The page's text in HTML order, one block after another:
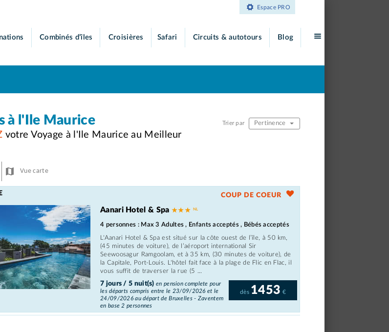
Espace PRO
Combinés d’îles Croisières Safari Circuits & autotours Blog
à l'Ile Maurice
votre Voyage à l'Ile Maurice au Meilleur
Trier par Pertinence
Vue carte
COUP DE COEUR
Aanari Hotel & Spa ★ ★ ★
4 personnes : Max 3 Adultes , Enfants acceptés , Bébés acceptés
L'Aanari Hotel & Spa est situé sur la côte ouest de l’île, à 50 km,
(45 minutes de voiture), de l’aéroport international Sir
Seewoosagur Ramgoolam, et à 35 km, (30 minutes de voiture), de
la Capitale, Port-Louis. L'hôtel fait face à la plage de Flic en Flac, il
vous suffit de traverser la rue (5 ...
7 jours / 5 nuit(s) en pension complete pour
les départs compris entre le 23/09/2026 et le
24/09/2026 au départ de Bruxelles - Zaventem
en base 2 personnes
dès 1453 €